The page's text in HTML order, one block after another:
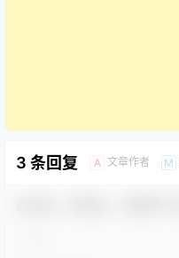
3 条回复 A 文章作者 M